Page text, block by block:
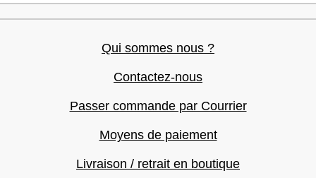
Qui sommes nous ?
Contactez-nous
Passer commande par Courrier
Moyens de paiement
Livraison / retrait en boutique